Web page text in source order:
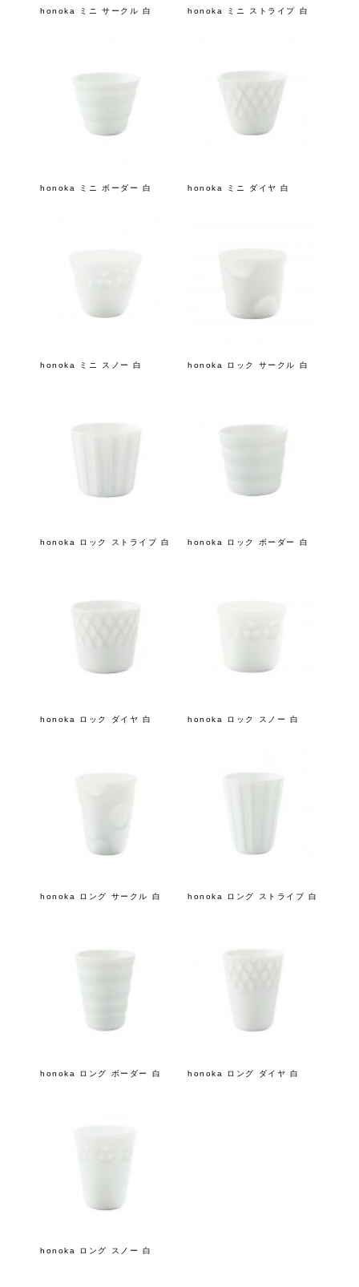
honoka ミニ サークル 白 honoka ミニ ストライプ 白
honoka ミニ ボーダー 白 honoka ミニ ダイヤ 白
honoka ミニ スノー 白 honoka ロック サークル 白
honoka ロック ストライプ 白 honoka ロック ボーダー 白
honoka ロック ダイヤ 白 honoka ロック スノー 白
honoka ロング サークル 白 honoka ロング ストライプ 白
honoka ロング ボーダー 白 honoka ロング ダイヤ 白
honoka ロング スノー 白